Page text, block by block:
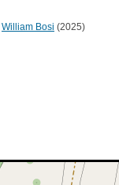
William Bosi (2025)